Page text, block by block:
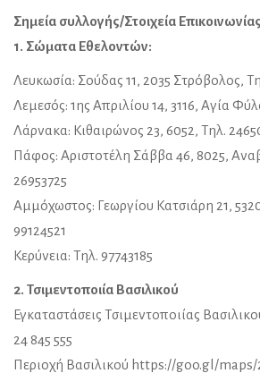
Σημεία συλλογής/Στοιχεία
1. Σώματα Εθελοντών:
Λευκωσία: Σούδας 11, 2035 Στρόβολος,
Λεμεσός: 1ης Απριλίου 14, 3116, Αγία
Λάρνακα: Κιθαιρώνος 23, 6052, Τηλ.
Πάφος: Αριστοτέλη Σάββα 46, 8025,
26953725
Αμμόχωστος: Γεωργίου Κατσιάρη 21,
99124521
Κερύνεια: Τηλ. 97743185
2. Τσιμεντοποιία Βασιλικού
Εγκαταστάσεις Τσιμεντοποιίας
24 845 555
Περιοχή Βασιλικού https://goo.gl/maps/